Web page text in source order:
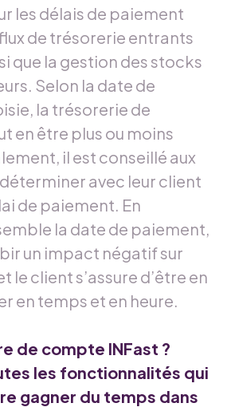
les délais de paiement
de trésorerie entrants
que la gestion des stocks
Selon la date de
la trésorerie de
en être plus ou moins
il est conseillé aux
avec leur client
de paiement. En
la date de paiement,
un impact négatif sur
le client s’assure d’être en
en temps et en heure.
de compte INFast ?
les fonctionnalités qui
gagner du temps dans